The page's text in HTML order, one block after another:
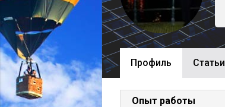
Профиль Cтатьи
Опыт работы